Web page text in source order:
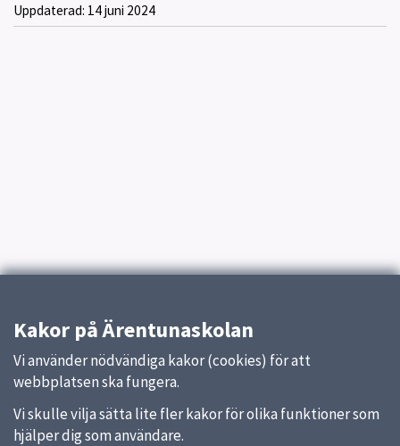
Uppdaterad: 14 juni 2024
Kakor på Ärentunaskolan
Vi använder nödvändiga kakor (cookies) för att
webbplatsen ska fungera.
Vi skulle vilja sätta lite fler kakor för olika funktioner som
hjälper dig som användare.